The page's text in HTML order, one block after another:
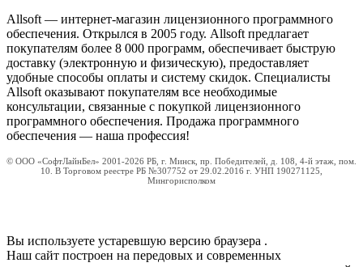
Allsoft — интернет-магазин лицензионного программного
обеспечения. Открылся в 2005 году. Allsoft предлагает
покупателям более 8 000 программ, обеспечивает быструю
доставку (электронную и физическую), предоставляет
удобные способы оплаты и систему скидок. Специалисты
Allsoft оказывают покупателям все необходимые
консультации, связанные с покупкой лицензионного
программного обеспечения. Продажа программного
обеспечения — наша профессия!
© ООО «СофтЛайнБел» 2001-2026 РБ, г. Минск, пр. Победителей, д. 108, 4-й этаж, пом.
10. В Торговом реестре РБ №307752 от 29.02.2016 г. УНП 190271125,
Мингорисполком
Вы используете устаревшую версию браузера .
Наш сайт построен на передовых и современных